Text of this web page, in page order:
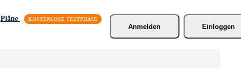
Pläne
Anmelden
Einloggen